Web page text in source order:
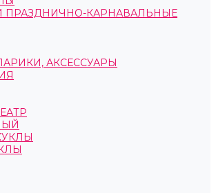
ПРАЗДНИЧНО-КАРНАВАЛЬНЫЕ
АКСЕССУАРЫ